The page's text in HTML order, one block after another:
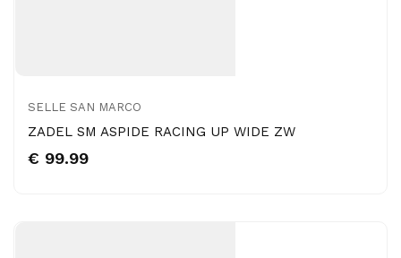
SELLE SAN MARCO
ZADEL SM ASPIDE RACING UP WIDE ZW
€ 99.99